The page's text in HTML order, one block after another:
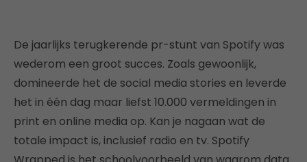
De jaarlijks terugkerende pr-stunt van Spotify was
wederom een groot succes. Zoals gewoonlijk,
domineerde het de social media stories en leverde
het in één dag maar liefst 10.000 vermeldingen in
print en online media op. Kan je nagaan wat de
totale impact is, inclusief radio en tv. Spotify